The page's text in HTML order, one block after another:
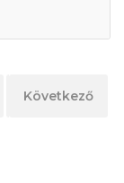
15
Következő